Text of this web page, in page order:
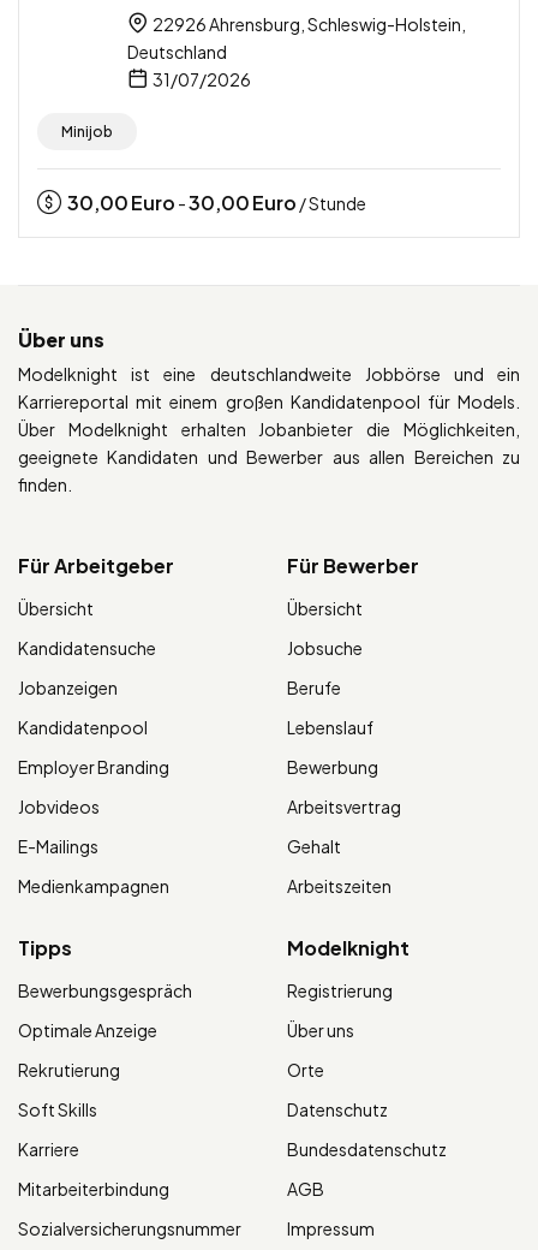
22926 Ahrensburg, Schleswig-Holstein,
Deutschland
31/07/2026
Minijob
30,00Euro -30,00Euro / Stunde
Über uns
Modelknight ist eine deutschlandweite Jobbörse und ein
Karriereportal mit einem großen Kandidatenpool für Models.
Über Modelknight erhalten Jobanbieter die Möglichkeiten,
geeignete Kandidaten und Bewerber aus allen Bereichen zu
finden.
Für Arbeitgeber
Übersicht
Kandidatensuche
Jobanzeigen
Kandidatenpool
Employer Branding
Jobvideos
E-Mailings
Medienkampagnen
Für Bewerber
Übersicht
Jobsuche
Berufe
Lebenslauf
Bewerbung
Arbeitsvertrag
Gehalt
Arbeitszeiten
Tipps
Bewerbungsgespräch
Optimale Anzeige
Rekrutierung
Soft Skills
Karriere
Mitarbeiterbindung
Sozialversicherungsnummer
Modelknight
Registrierung
Über uns
Orte
Datenschutz
Bundesdatenschutz
AGB
Impressum